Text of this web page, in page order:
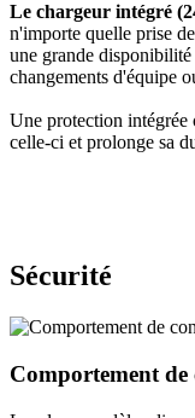
Le chargeur intégré
n'importe quelle prise
une grande
changements d'équipe
Une protection intégrée
celle-ci et prolonge sa
Sécurité
Comportement